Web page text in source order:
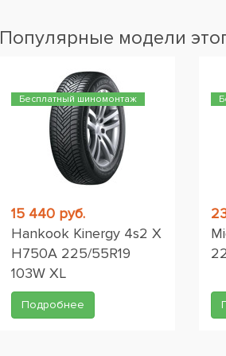
Популярные модели
Бесплатный шиномонтаж
15 440 руб.
Hankook Kinergy 4s2 X
H750A 225/55R19
103W XL
Подробнее